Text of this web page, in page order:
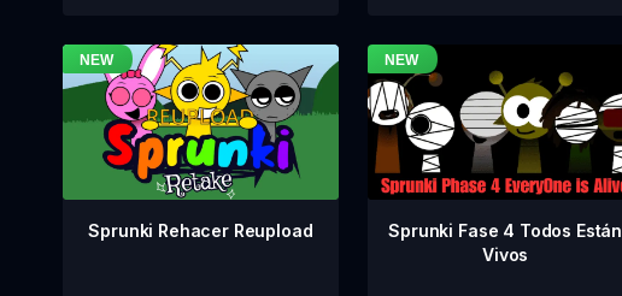
Sprunki Rehacer Reupload
Sprunki Fase 4 Todos Están
Vivos